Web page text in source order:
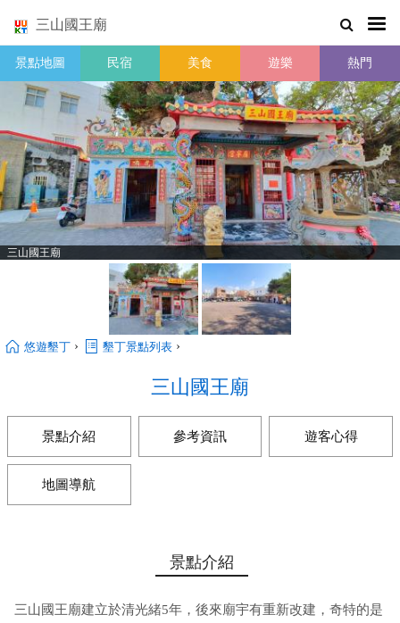
三山國王廟
景點地圖 民宿 美食 遊樂 熱門
三山國王廟
悠遊墾丁 › 墾丁景點列表 ›
三山國王廟
景點介紹 參考資訊 遊客心得
地圖導航
景點介紹
三山國王廟建立於清光緒5年，後來廟宇有重新改建，奇特的是